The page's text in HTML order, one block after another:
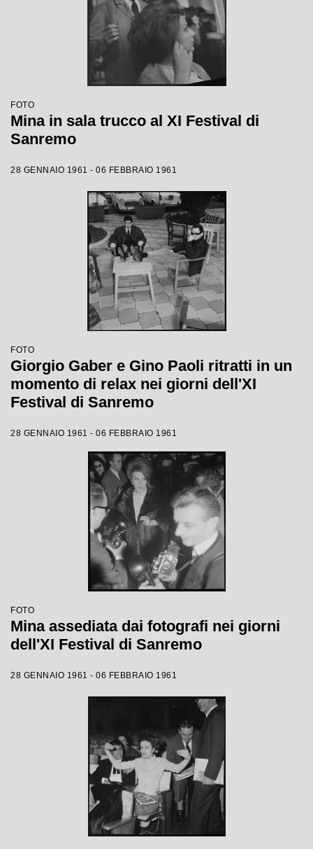
FOTO
Mina in sala trucco al XI Festival di
Sanremo
28 GENNAIO 1961 - 06 FEBBRAIO 1961
FOTO
Giorgio Gaber e Gino Paoli ritratti in un
momento di relax nei giorni dell'XI
Festival di Sanremo
28 GENNAIO 1961 - 06 FEBBRAIO 1961
FOTO
Mina assediata dai fotografi nei giorni
dell'XI Festival di Sanremo
28 GENNAIO 1961 - 06 FEBBRAIO 1961